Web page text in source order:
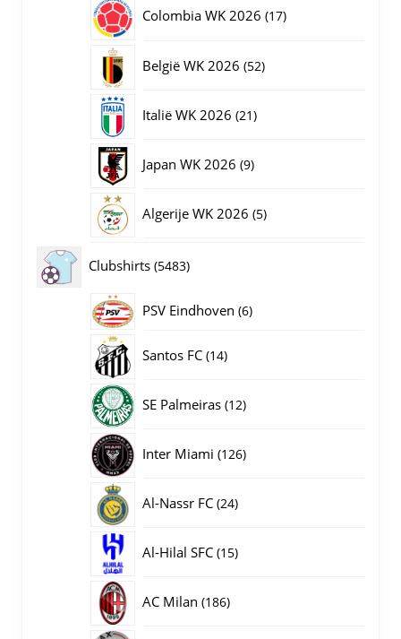
Colombia WK 2026 1717
België WK 2026 5252
Italië WK 2026 2121
Japan WK 2026 99
Algerije WK 2026 55
Clubshirts 54835483
producten
PSV Eindhoven 66
Santos FC 1414
SE Palmeiras 1212
Inter Miami 126126
Al-Nassr FC 2424
Al-Hilal SFC 1515
AC Milan 186186